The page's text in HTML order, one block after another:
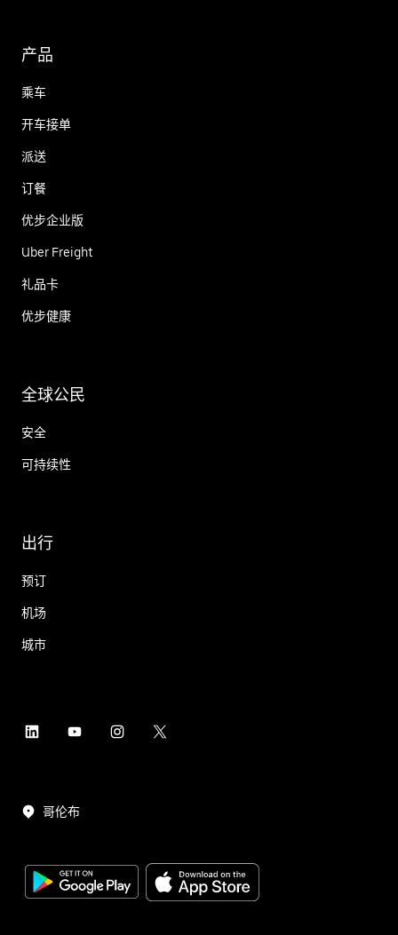
产品
乘车
开车接单
派送
订餐
优步企业版
Uber Freight
礼品卡
优步健康
全球公民
安全
可持续性
出行
预订
机场
城市
哥伦布